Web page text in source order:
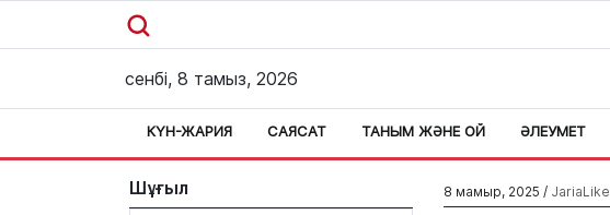
сенбі, 8 тамыз, 2026
КҮН-ЖАРИЯ САЯСАТ ТАНЫМ ЖӘНЕ ОЙ ӘЛЕУМЕТ
Шұғыл 8 мамыр, 2025 / JariaLike